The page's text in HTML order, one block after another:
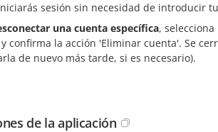
sesión sin necesidad de introducir
una cuenta específica,
confirma la acción 'Eliminar cuenta'. Se
de nuevo más tarde, si es necesario).
de la aplicación